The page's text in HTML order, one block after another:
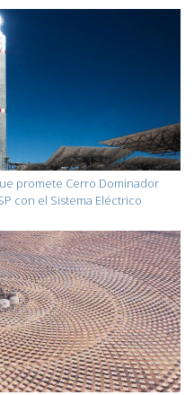
promete Cerro Dominador
con el Sistema Eléctrico